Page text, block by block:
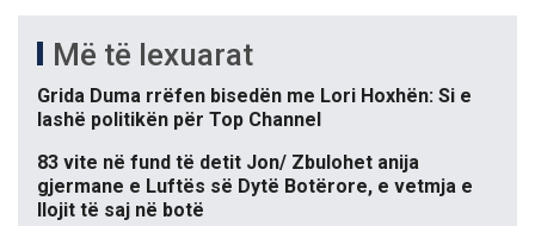
Më të lexuarat
Grida Duma rrëfen bisedën me Lori Hoxhën: Si e
lashë politikën për Top Channel
83 vite në fund të detit Jon/ Zbulohet anija
gjermane e Luftës së Dytë Botërore, e vetmja e
llojit të saj në botë